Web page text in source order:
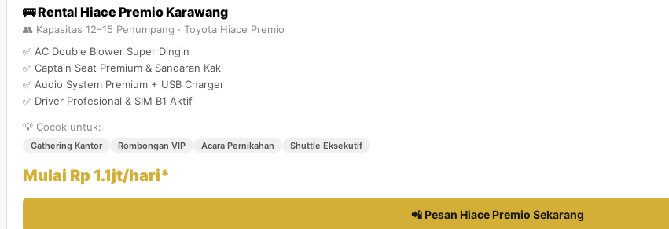
🚌 Rental Hiace Premio Karawang
👥 Kapasitas 12–15 Penumpang · Toyota Hiace Premio
✅ AC Double Blower Super Dingin
✅ Captain Seat Premium & Sandaran Kaki
✅ Audio System Premium + USB Charger
✅ Driver Profesional & SIM B1 Aktif
💡 Cocok untuk:
Gathering Kantor Rombongan VIP Acara Pernikahan Shuttle Eksekutif
Mulai Rp 1.1jt/hari*
📲 Pesan Hiace Premio Sekarang